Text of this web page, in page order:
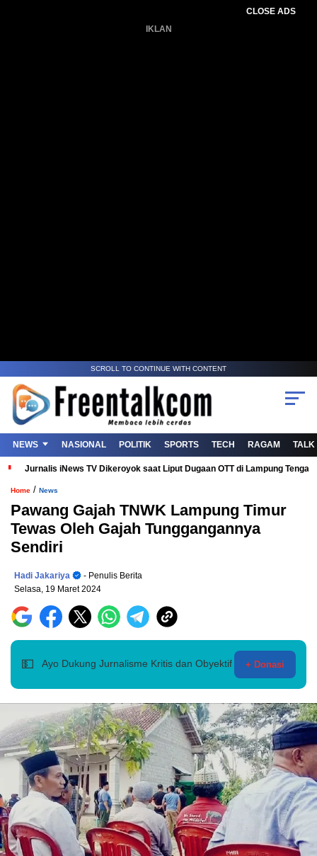
CLOSE ADS
IKLAN
SCROLL TO CONTINUE WITH CONTENT
NEWS NASIONAL POLITIK SPORTS TECH RAGAM TALK
Jurnalis iNews TV Dikeroyok saat Liput Dugaan OTT di Lampung
Home / News
Pawang Gajah TNWK Lampung Timur
Tewas Oleh Gajah Tunggangannya
Sendiri
Hadi Jakariya
- Penulis Berita
Selasa, 19 Maret 2024
💵 Ayo Dukung Jurnalisme Kritis dan Obyektif + Donasi